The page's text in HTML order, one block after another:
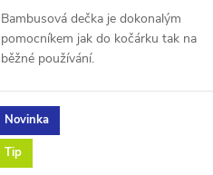
Bambusová dečka je dokonalým
pomocníkem jak do kočárku tak na
běžné používání.
Novinka
Tip